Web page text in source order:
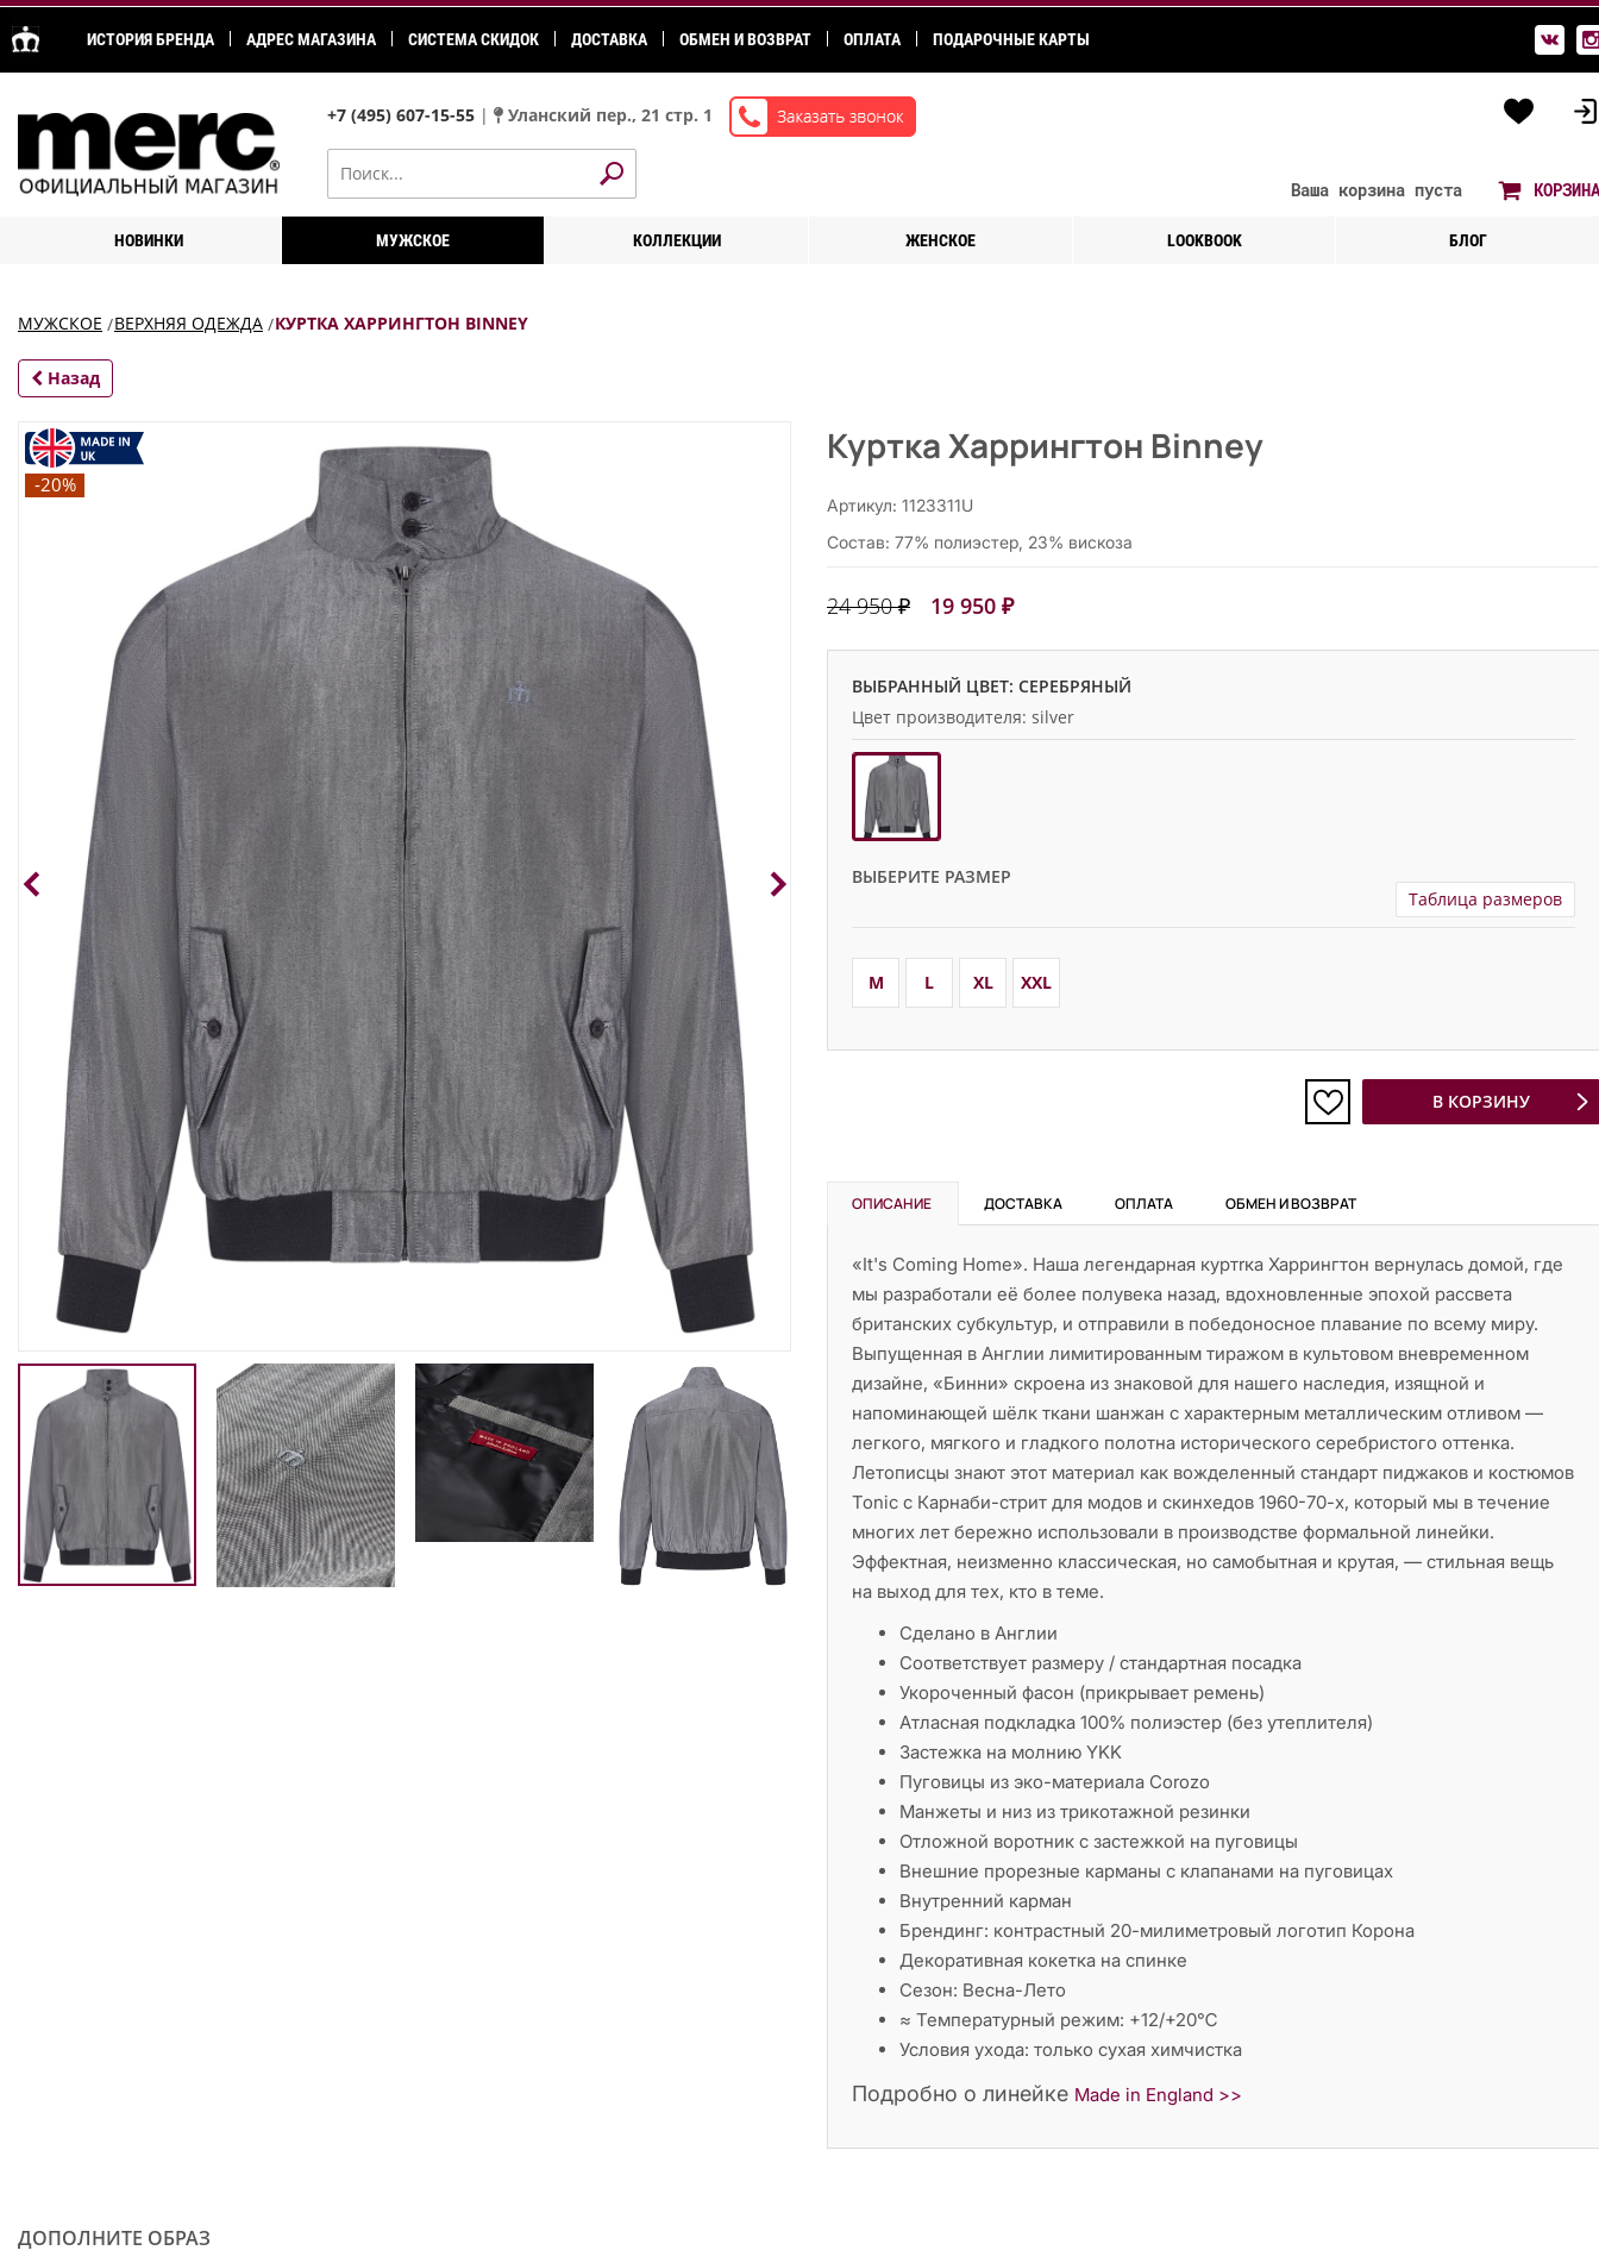
ИСТОРИЯ БРЕНДА АДРЕС МАГАЗИНА СИСТЕМА СКИДОК ДОСТАВКА ОБМЕН И ВОЗВРАТ ОПЛАТА ПОДАРОЧНЫЕ КАРТЫ
+7 (495) 607-15-55 | Уланский пер., 21 стр. 1
Ваша корзина пуста КОРЗИНА
НОВИНКИ МУЖСКОЕ КОЛЛЕКЦИИ ЖЕНСКОЕ LOOKBOOK БЛОГ
МУЖСКОЕ ВЕРХНЯЯ ОДЕЖДА КУРТКА ХАРРИНГТОН BINNEY
Назад
-20%
Куртка Харрингтон Binney
Артикул: 1123311U
Состав: 77% полиэстер, 23% вискоза
24 950 ₽ 19 950 ₽
ВЫБРАННЫЙ ЦВЕТ: СЕРЕБРЯНЫЙ
Цвет производителя: silver
ВЫБЕРИТЕ РАЗМЕР
Таблица размеров
M L XL XXL
В КОРЗИНУ
ОПИСАНИЕ ДОСТАВКА ОПЛАТА ОБМЕН И ВОЗВРАТ
«It's Coming Home». Наша легендарная куртrка Харрингтон вернулась домой, где
мы разработали её более полувека назад, вдохновленные эпохой рассвета
британских субкультур, и отправили в победоносное плавание по всему миру.
Выпущенная в Англии лимитированным тиражом в культовом вневременном
дизайне, «Бинни» скроена из знаковой для нашего наследия, изящной и
напоминающей шёлк ткани шанжан с характерным металлическим отливом —
легкого, мягкого и гладкого полотна исторического серебристого оттенка.
Летописцы знают этот материал как вожделенный стандарт пиджаков и костюмов
Tonic с Карнаби-стрит для модов и скинхедов 1960-70-х, который мы в течение
многих лет бережно использовали в производстве формальной линейки.
Эффектная, неизменно классическая, но самобытная и крутая, — стильная вещь
на выход для тех, кто в теме.
Сделано в Англии
Соответствует размеру / стандартная посадка
Укороченный фасон (прикрывает ремень)
Атласная подкладка 100% полиэстер (без утеплителя)
Застежка на молнию YKK
Пуговицы из эко-материала Corozo
Манжеты и низ из трикотажной резинки
Отложной воротник с застежкой на пуговицы
Внешние прорезные карманы с клапанами на пуговицах
Внутренний карман
Брендинг: контрастный 20-милиметровый логотип Корона
Декоративная кокетка на спинке
Сезон: Весна-Лето
≈ Температурный режим: +12/+20℃
Условия ухода: только сухая химчистка
Подробно о линейке Made in England >>
ДОПОЛНИТЕ ОБРАЗ